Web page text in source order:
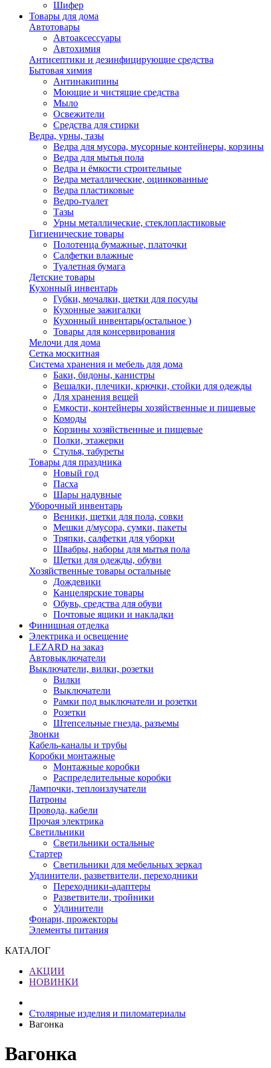
Шифер
Товары для дома
Автотовары
Автоаксессуары
Автохимия
Антисептики и дезинфицирующие средства
Бытовая химия
Антинакипины
Моющие и чистящие средства
Мыло
Освежители
Средства для стирки
Ведра, урны, тазы
Ведра для мусора, мусорные контейнеры, корзины
Ведра для мытья пола
Ведра и ёмкости строительные
Ведра металлические, оцинкованные
Ведра пластиковые
Ведро-туалет
Тазы
Урны металлические, стеклопластиковые
Гигиенические товары
Полотенца бумажные, платочки
Салфетки влажные
Туалетная бумага
Детские товары
Кухонный инвентарь
Губки, мочалки, щетки для посуды
Кухонные зажигалки
Кухонный инвентарь(остальное )
Товары для консервирования
Мелочи для дома
Сетка москитная
Система хранения и мебель для дома
Баки, бидоны, канистры
Вешалки, плечики, крючки, стойки для одежды
Для хранения вещей
Емкости, контейнеры хозяйственные и пищевые
Комоды
Корзины хозяйственные и пищевые
Полки, этажерки
Стулья, табуреты
Товары для праздника
Новый год
Пасха
Шары надувные
Уборочный инвентарь
Веники, щетки для пола, совки
Мешки д/мусора, сумки, пакеты
Тряпки, салфетки для уборки
Швабры, наборы для мытья пола
Щетки для одежды, обуви
Хозяйственные товары остальные
Дождевики
Канцелярские товары
Обувь, средства для обуви
Почтовые ящики и накладки
Финишная отделка
Электрика и освещение
LEZARD на заказ
Автовыключатели
Выключатели, вилки, розетки
Вилки
Выключатели
Рамки под выключатели и розетки
Розетки
Штепсельные гнезда, разъемы
Звонки
Кабель-каналы и трубы
Коробки монтажные
Монтажные коробки
Распределительные коробки
Лампочки, теплоизлучатели
Патроны
Провода, кабели
Прочая электрика
Светильники
Светильники остальные
Стартер
Светильники для мебельных зеркал
Удлинители, разветвители, переходники
Переходники-адаптеры
Разветвители, тройники
Удлинители
Фонари, прожекторы
Элементы питания
КАТАЛОГ
АКЦИИ
НОВИНКИ
Столярные изделия и пиломатериалы
Вагонка
Вагонка